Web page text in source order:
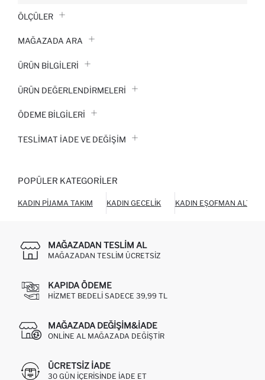
ÖLÇÜLER
MAĞAZADA ARA
ÜRÜN BILGILERI
ÜRÜN DEĞERLENDİRMELERİ
ÖDEME BİLGİLERİ
TESLIMAT İADE VE DEĞIŞIM
POPÜLER KATEGORILER
KADIN PIJAMA TAKIM KADIN GECELIK KADIN EŞOFMAN ALTI
MAĞAZADAN TESLIM AL
MAĞAZADAN TESLIM ÜCRETSIZ
KAPIDA ÖDEME
HIZMET BEDELI SADECE 39,99 TL
MAĞAZADA DEĞIŞIM&İADE
ONLINE AL MAĞAZADA DEĞIŞTIR
ÜCRETSIZ IADE
30 GÜN IÇERISINDE IADE ET